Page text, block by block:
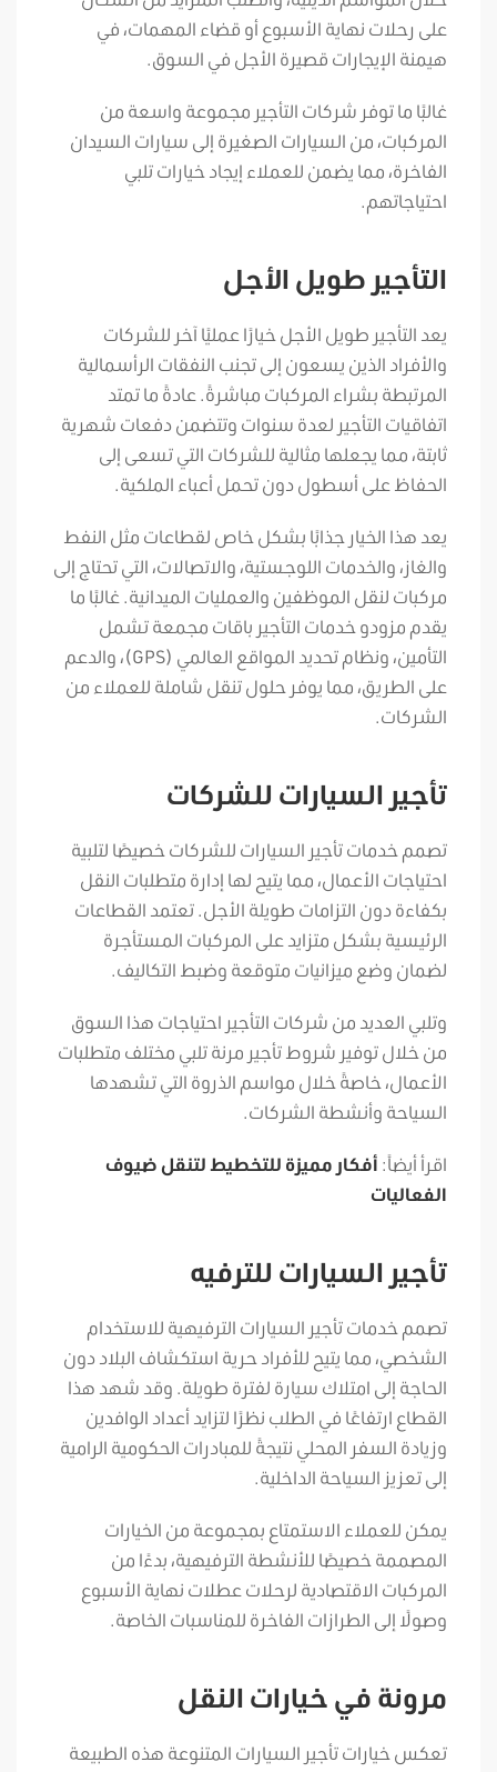
على رحلات نهاية الأسبوع أو قضاء المهمات، في
هيمنة الإيجارات قصيرة الأجل في السوق.
غالبًا ما توفر شركات التأجير مجموعة واسعة من
المركبات، من السيارات الصغيرة إلى سيارات السيدان
الفاخرة، مما يضمن للعملاء إيجاد خيارات تلبي
احتياجاتهم.
التأجير طويل الأجل
يعد التأجير طويل الأجل خيارًا عمليًا آخر للشركات
والأفراد الذين يسعون إلى تجنب النفقات الرأسمالية
المرتبطة بشراء المركبات مباشرةً. عادةً ما تمتد
اتفاقيات التأجير لعدة سنوات وتتضمن دفعات شهرية
ثابتة، مما يجعلها مثالية للشركات التي تسعى إلى
الحفاظ على أسطول دون تحمل أعباء الملكية.
يعد هذا الخيار جذابًا بشكل خاص لقطاعات مثل النفط
والغاز، والخدمات اللوجستية، والاتصالات، التي تحتاج إلى
مركبات لنقل الموظفين والعمليات الميدانية. غالبًا ما
يقدم مزودو خدمات التأجير باقات مجمعة تشمل
التأمين، ونظام تحديد المواقع العالمي (GPS)، والدعم
على الطريق، مما يوفر حلول تنقل شاملة للعملاء من
الشركات.
تأجير السيارات للشركات
تصمم خدمات تأجير السيارات للشركات خصيصًا لتلبية
احتياجات الأعمال، مما يتيح لها إدارة متطلبات النقل
بكفاءة دون التزامات طويلة الأجل. تعتمد القطاعات
الرئيسية بشكل متزايد على المركبات المستأجرة
لضمان وضع ميزانيات متوقعة وضبط التكاليف.
وتلبي العديد من شركات التأجير احتياجات هذا السوق
من خلال توفير شروط تأجير مرنة تلبي مختلف متطلبات
الأعمال، خاصةً خلال مواسم الذروة التي تشهدها
السياحة وأنشطة الشركات.
اقرأ أيضاً: أفكار مميزة للتخطيط لتنقل ضيوف
الفعاليات
تأجير السيارات للترفيه
تصمم خدمات تأجير السيارات الترفيهية للاستخدام
الشخصي، مما يتيح للأفراد حرية استكشاف البلاد دون
الحاجة إلى امتلاك سيارة لفترة طويلة. وقد شهد هذا
القطاع ارتفاعًا في الطلب نظرًا لتزايد أعداد الوافدين
وزيادة السفر المحلي نتيجةً للمبادرات الحكومية الرامية
إلى تعزيز السياحة الداخلية.
يمكن للعملاء الاستمتاع بمجموعة من الخيارات
المصممة خصيصًا للأنشطة الترفيهية، بدءًا من
المركبات الاقتصادية لرحلات عطلات نهاية الأسبوع
وصولًا إلى الطرازات الفاخرة للمناسبات الخاصة.
مرونة في خيارات النقل
تعكس خيارات تأجير السيارات المتنوعة هذه الطبيعة